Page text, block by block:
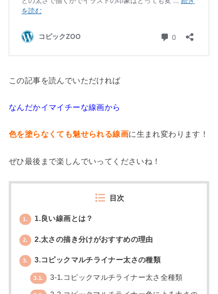
この記事を読んでいただければ
なんだかイマイチーな線画から
色を塗らなくても魅せられる線画に生まれ変わります！
ぜひ最後まで楽しんでいってくださいね！
目次
1. 1.良い線画とは？
2. 2.太さの描き分けがおすすめの理由
3. 3.コピックマルチライナー太さの種類
3.1. 3-1.コピックマルチライナー太さ全種類